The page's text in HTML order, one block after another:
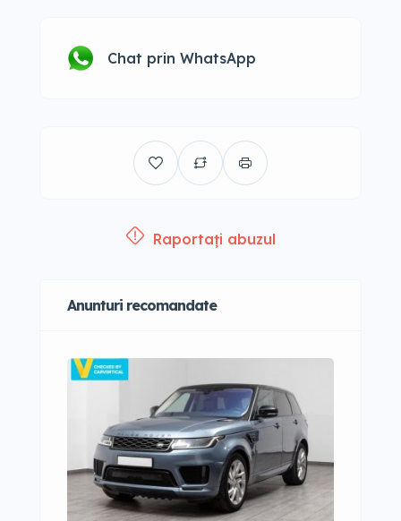
Chat prin WhatsApp
Raportați abuzul
Anunturi recomandate